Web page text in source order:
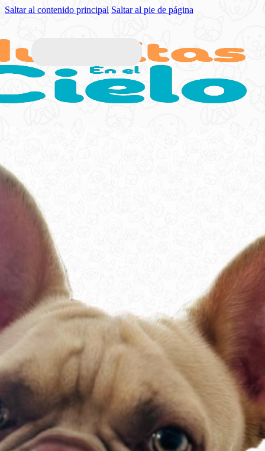
Saltar al contenido principal Saltar al pie de página